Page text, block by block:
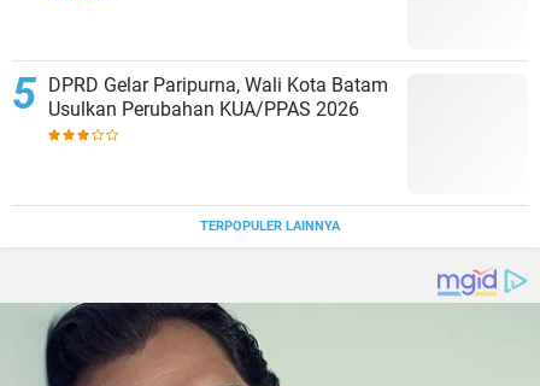
DPRD Gelar Paripurna, Wali Kota Batam
Usulkan Perubahan KUA/PPAS 2026
TERPOPULER LAINNYA